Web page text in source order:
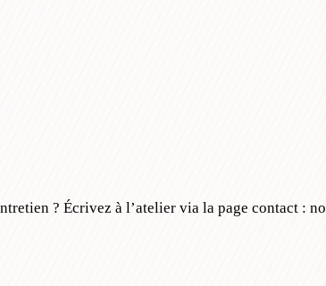
? Écrivez à l’atelier via la page contact :